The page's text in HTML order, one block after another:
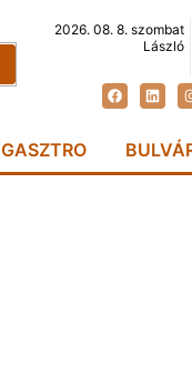
2026. 08. 8. szombat
László
GASZTRO